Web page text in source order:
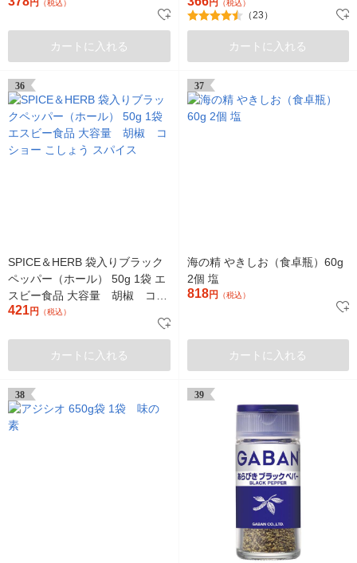
円 （税込）
カートに入れる
円 （税込）
（23）
カートに入れる
36
SPICE＆HERB 袋入りブラック
ペッパー（ホール） 50g 1袋 エ
スビー食品 大容量 胡椒 コシ
ョー こしょう スパイス
421円 （税込）
カートに入れる
37
海の精 やきしお（食卓瓶）60g
2個 塩
818円 （税込）
カートに入れる
38 39